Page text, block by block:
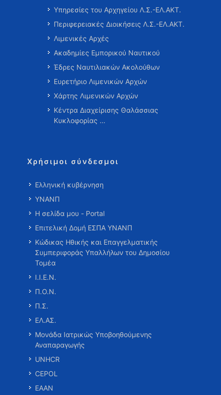
Υπηρεσίες του Αρχηγείου Λ.Σ.-ΕΛ.ΑΚΤ.
Περιφερειακές Διοικήσεις Λ.Σ.-ΕΛ.ΑΚΤ.
Λιμενικές Αρχές
Ακαδημίες Εμπορικού Ναυτικού
Έδρες Ναυτιλιακών Ακολούθων
Ευρετήριο Λιμενικών Αρχών
Χάρτης Λιμενικών Αρχών
Κέντρα Διαχείρισης Θαλάσσιας
Κυκλοφορίας …
Χρήσιμοι σύνδεσμοι
Ελληνική κυβέρνηση
ΥΝΑΝΠ
Η σελίδα μου - Portal
Επιτελική Δομή ΕΣΠΑ ΥΝΑΝΠ
Κώδικας Ηθικής και Επαγγελματικής
Συμπεριφοράς Υπαλλήλων του Δημοσίου
Τομέα
Ι.Ι.Ε.Ν.
Π.Ο.Ν.
Π.Σ.
ΕΛ.ΑΣ.
Μονάδα Ιατρικώς Υποβοηθούμενης
Αναπαραγωγής
UNHCR
CEPOL
ΕΑΑΝ